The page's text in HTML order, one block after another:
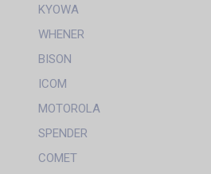
KYOWA
WHENER
BISON
ICOM
MOTOROLA
SPENDER
COMET